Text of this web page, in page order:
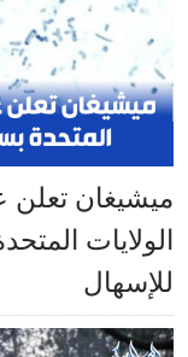
ميشيغان تعلن
الولايات
للإسهال